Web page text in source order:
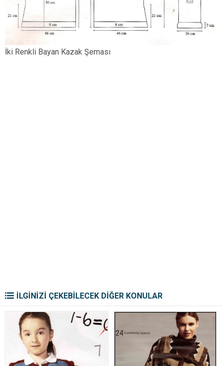
İki Renkli Bayan Kazak Şeması
İLGİNİZİ ÇEKEBİLECEK DİĞER KONULAR